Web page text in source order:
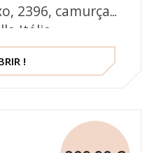
2396, camurça
Itália
!